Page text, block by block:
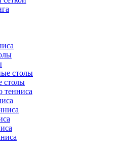
столы
столы
тенниса